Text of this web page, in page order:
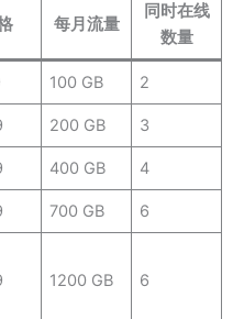
每月流量
同时在线
数量
100 GB 2
200 GB 3
400 GB 4
700 GB 6
1200 GB 6